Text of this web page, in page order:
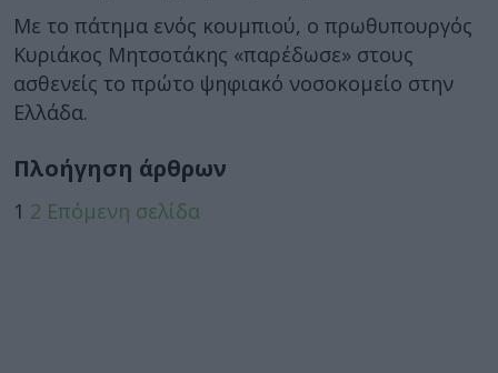
Με το πάτημα ενός κουμπιού, ο πρωθυπουργός
Κυριάκος Μητσοτάκης «παρέδωσε» στους
ασθενείς το πρώτο ψηφιακό νοσοκομείο στην
Ελλάδα.
Πλοήγηση άρθρων
1 2 Επόμενη σελίδα